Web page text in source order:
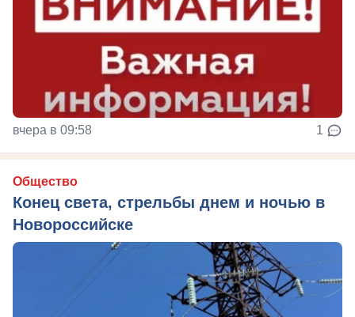
вчера в 09:58 1
Общество
Конец света, стрельбы днем и ночью в
Новороссийске